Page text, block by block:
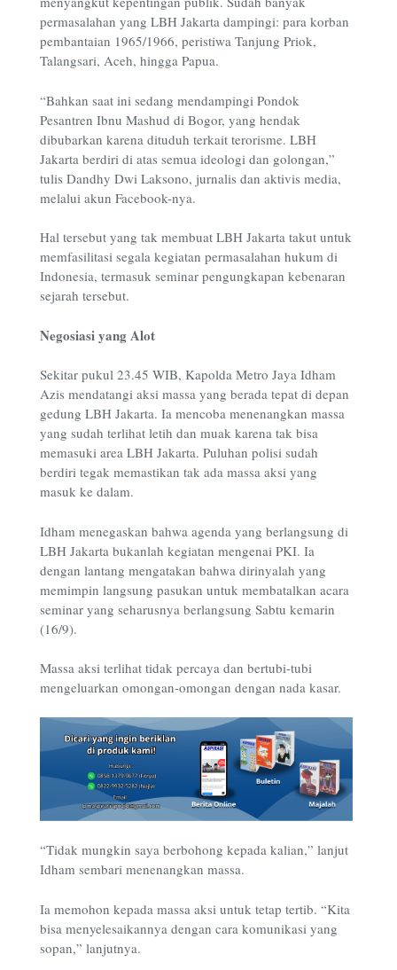
permasalahan yang LBH Jakarta dampingi: para korban
pembantaian 1965/1966, peristiwa Tanjung Priok,
Talangsari, Aceh, hingga Papua.
“Bahkan saat ini sedang mendampingi Pondok
Pesantren Ibnu Mashud di Bogor, yang hendak
dibubarkan karena dituduh terkait terorisme. LBH
Jakarta berdiri di atas semua ideologi dan golongan,”
tulis Dandhy Dwi Laksono, jurnalis dan aktivis media,
melalui akun Facebook-nya.
Hal tersebut yang tak membuat LBH Jakarta takut untuk
memfasilitasi segala kegiatan permasalahan hukum di
Indonesia, termasuk seminar pengungkapan kebenaran
sejarah tersebut.
Negosiasi yang Alot
Sekitar pukul 23.45 WIB, Kapolda Metro Jaya Idham
Azis mendatangi aksi massa yang berada tepat di depan
gedung LBH Jakarta. Ia mencoba menenangkan massa
yang sudah terlihat letih dan muak karena tak bisa
memasuki area LBH Jakarta. Puluhan polisi sudah
berdiri tegak memastikan tak ada massa aksi yang
masuk ke dalam.
Idham menegaskan bahwa agenda yang berlangsung di
LBH Jakarta bukanlah kegiatan mengenai PKI. Ia
dengan lantang mengatakan bahwa dirinyalah yang
memimpin langsung pasukan untuk membatalkan acara
seminar yang seharusnya berlangsung Sabtu kemarin
(16/9).
Massa aksi terlihat tidak percaya dan bertubi-tubi
mengeluarkan omongan-omongan dengan nada kasar.
“Tidak mungkin saya berbohong kepada kalian,” lanjut
Idham sembari menenangkan massa.
Ia memohon kepada massa aksi untuk tetap tertib. “Kita
bisa menyelesaikannya dengan cara komunikasi yang
sopan,” lanjutnya.